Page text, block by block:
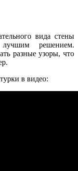
вида стены
лучшим решением.
разные узоры, что
в видео: